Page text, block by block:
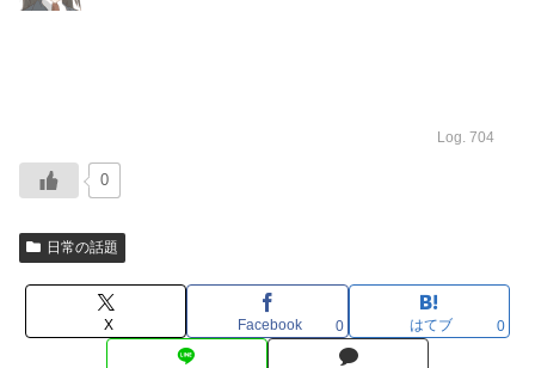
Log. 704
0
日常の話題
X Facebook 0 はてブ 0